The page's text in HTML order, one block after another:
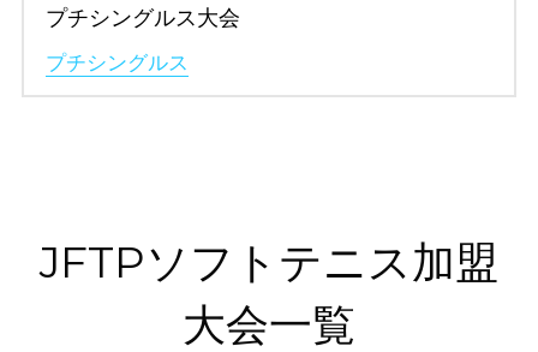
プチシングルス大会
プチシングルス
JFTPソフトテニス加盟
大会一覧